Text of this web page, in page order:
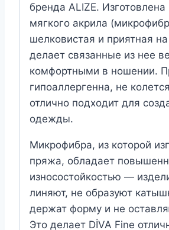
бренда ALIZE. Изготовлена
мягкого акрила
шелковистая и приятная
делает связанные из нее
комфортными в ношении.
гипоаллергенна, не
отлично подходит для
одежды.
Микрофибра, из которой
пряжа, обладает
износостойкостью —
линяют, не образуют
держат форму и не
Это делает DİVA Fine